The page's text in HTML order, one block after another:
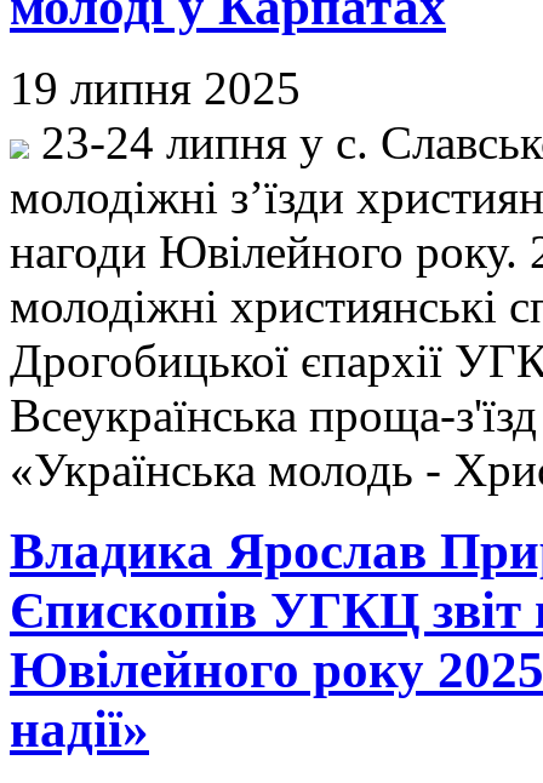
19 липня 2025
23-24 липня у с.
молодіжні з’їзди
нагоди Ювілейного року.
молодіжні християнські
Дрогобицької єпархії
Всеукраїнська проща-
«Українська молодь -
Владика Ярослав
Єпископів УГКЦ звіт
Ювілейного року
надії»